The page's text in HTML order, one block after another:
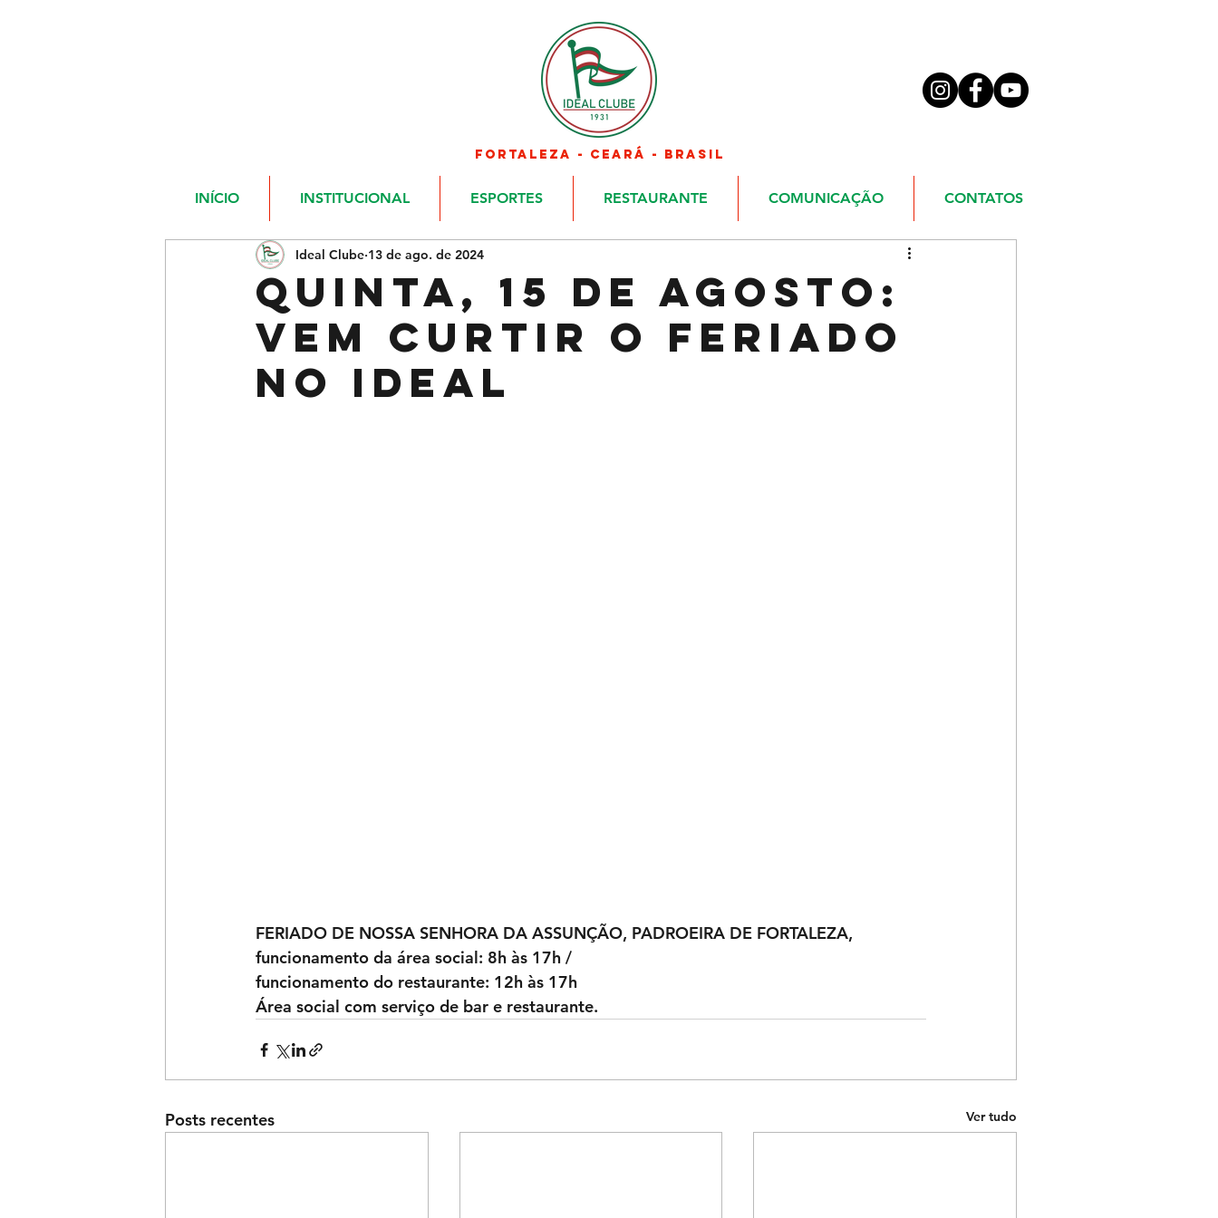
FORTALEZA - CEARÁ - BRASIL
INÍCIO INSTITUCIONAL ESPORTES RESTAURANTE COMUNICAÇÃO CONTATOS
Quinta, 15 de agosto:
Vem curtir o feriado
no Ideal
Ideal Clube 13 de ago. de 2024
FERIADO DE NOSSA SENHORA DA ASSUNÇÃO, PADROEIRA DE FORTALEZA,
funcionamento da área social: 8h às 17h /
funcionamento do restaurante: 12h às 17h
Área social com serviço de bar e restaurante.
Posts recentes Ver tudo